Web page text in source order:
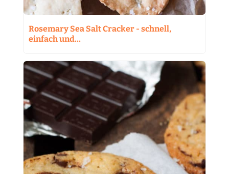
Rosemary Sea Salt Cracker - schnell,
einfach und…